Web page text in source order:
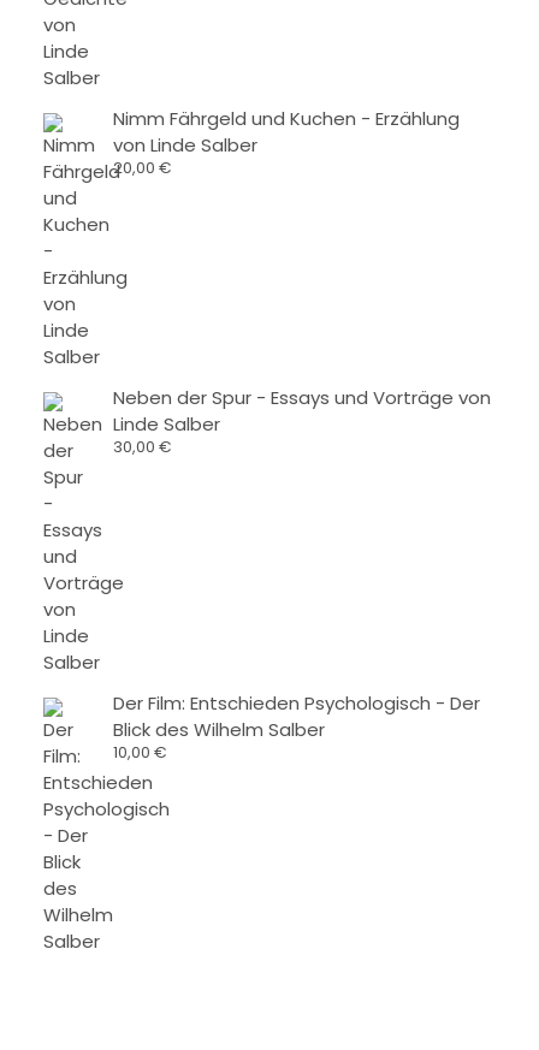
Nimm Fährgeld und Kuchen - Erzählung
von Linde Salber
20,00 €
Neben der Spur - Essays und Vorträge von
Linde Salber
30,00 €
Der Film: Entschieden Psychologisch - Der
Blick des Wilhelm Salber
10,00 €